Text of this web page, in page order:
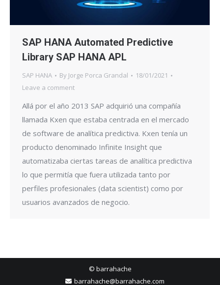
SAP HANA Automated Predictive
Library SAP HANA APL
SAP HANA By Jorge Porca Grandal
18/01/2021
Leave a comment
Allá por el año 2013 SAP adquirió una compañía
llamada Kxen que estaba centrada en el mercado
de software de analítica predictiva. Kxen tenía un
producto denominado Infinite Insight que
automatizaba ciertas tareas de analítica predictiva
lo que permitía que fuera utilizada tanto por
perfiles profesionales (data scientist) como por
usuarios avanzados de negocio.
© barrahache
barrahache@barrahache.com